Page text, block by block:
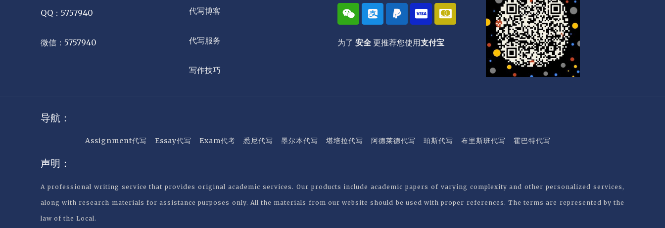
QQ：5757940
微信：5757940
代写博客
代写服务
写作技巧
W
e
i
x
i
A
l
i
p
a
P
a
y
p
a
C
c
-
v
i
C
c
-
r
d
为了 安全 更推荐您使用支付宝
导航：
Assignment代写 Essay代写 Exam代考 悉尼代写 墨尔本代写 堪培拉代写 阿德莱德代写 珀斯代写 布里斯班代写 霍巴特代写
声明：
A professional writing service that provides original academic services. Our products include academic papers of varying complexity and other personalized services,
along with research materials for assistance purposes only. All the materials from our website should be used with proper references. The terms are represented by the
law of the Local.